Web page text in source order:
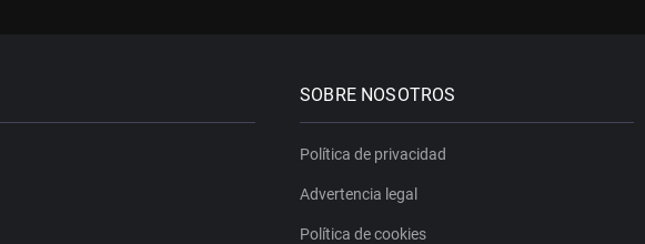
SOBRE NOSOTROS
Política de privacidad
Advertencia legal
Política de cookies